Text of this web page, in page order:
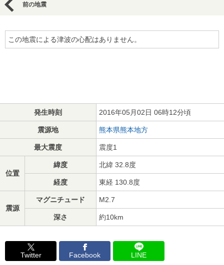
前の地震
この地震による津波の心配はありません。
発生時刻 2016年05月02日 06時12分頃
震源地 熊本県熊本地方
最大震度 震度1
位置
緯度 北緯 32.8度
経度 東経 130.8度
震源
マグニチュード M2.7
深さ 約10km
Twitter Facebook LINE